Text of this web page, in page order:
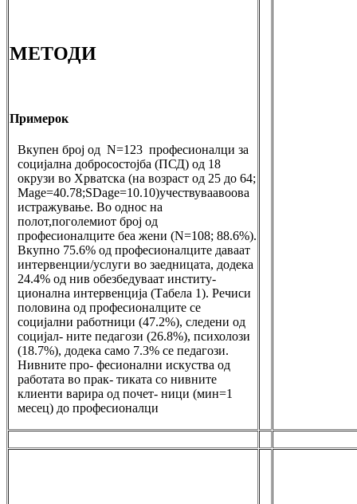
МЕТОДИ
Примерок
Вкупен број од N=123 професионалци за
социјална добросостојба (ПСД) од 18
окрузи во Хрватска (на возраст од 25 до 64;
Mage=40.78;SDage=10.10)учествуваавоова
истражување. Во однос на
полот,поголемиот број од
професионалците беа жени (N=108; 88.6%).
Вкупно 75.6% од професионалците даваат
интервенции/услуги во заедницата, додека
24.4% од нив обезбедуваат институ-
ционална интервенција (Табела 1). Речиси
половина од професионалците се
социјални работници (47.2%), следени од
социјал- ните педагози (26.8%), психолози
(18.7%), додека само 7.3% се педагози.
Нивните про- фесионални искуства од
работата во прак- тиката со нивните
клиенти варира од почет- ници (мин=1
месец) до професионалци